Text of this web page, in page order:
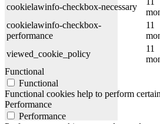
cookielawinfo-checkbox-necessary
cookielawinfo-checkbox-
performance
11
viewed_cookie_policy
11
Functional
Functional
Functional cookies help to perform
Performance
Performance